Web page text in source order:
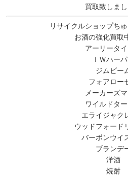
買取致しま
リサイクルショップち
お酒の強化買取
アーリータ
ＩＷハー
ジムビー
フォアロー
メーカーズ
ワイルドタ
エライジャク
ウッドフォード
バーボンウイ
ブランデ
洋酒
焼酎